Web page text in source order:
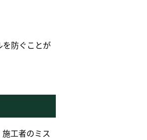
を防ぐことが
工者のミス